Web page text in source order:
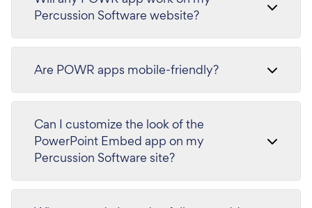
Percussion Software website?
Are POWR apps mobile-friendly?
Can I customize the look of the
PowerPoint Embed app on my
Percussion Software site?